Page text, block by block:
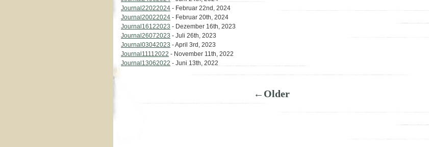
Journal22022024 - Februar 22nd, 2024
Journal20022024 - Februar 20th, 2024
Journal16122023 - Dezember 16th, 2023
Journal26072023 - Juli 26th, 2023
Journal03042023 - April 3rd, 2023
Journal11112022 - November 11th, 2022
Journal13062022 - Juni 13th, 2022
←Older